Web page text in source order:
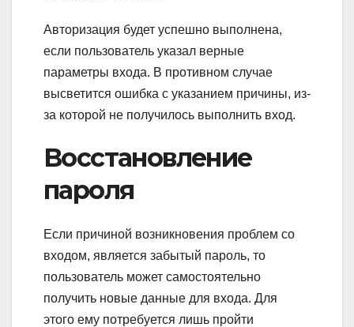
Авторизация будет успешно выполнена,
если пользователь указал верные
параметры входа. В противном случае
высветится ошибка с указанием причины, из-
за которой не получилось выполнить вход.
Восстановление
пароля
Если причиной возникновения проблем со
входом, является забытый пароль, то
пользователь может самостоятельно
получить новые данные для входа. Для
этого ему потребуется лишь пройти